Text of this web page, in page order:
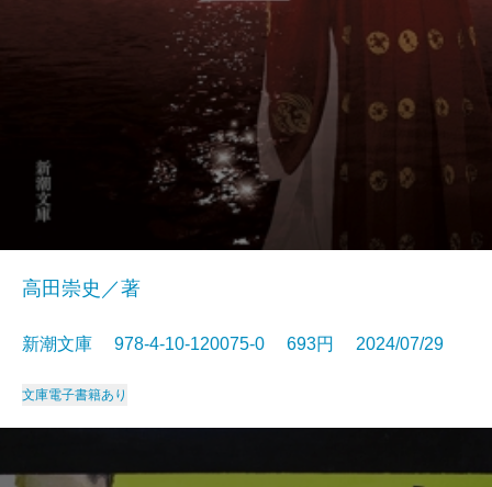
高田崇史／著
新潮文庫 978-4-10-120075-0 693円 2024/07/29
文庫電子書籍あり